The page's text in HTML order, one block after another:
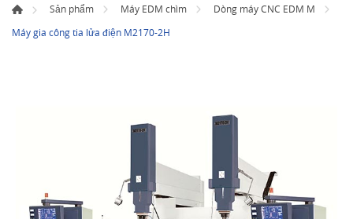
Sản phẩm Máy EDM chìm
Dòng máy CNC EDM M
Máy gia công tia lửa điện M2170-2H